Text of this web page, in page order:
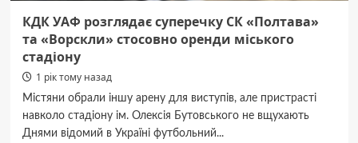
КДК УАФ розглядає суперечку СК «Полтава»
та «Ворскли» стосовно оренди міського
стадіону
1 рік тому назад
Містяни обрали іншу арену для виступів, але пристрасті
навколо стадіону ім. Олексія Бутовського не вщухають
Днями відомий в Україні футбольний...